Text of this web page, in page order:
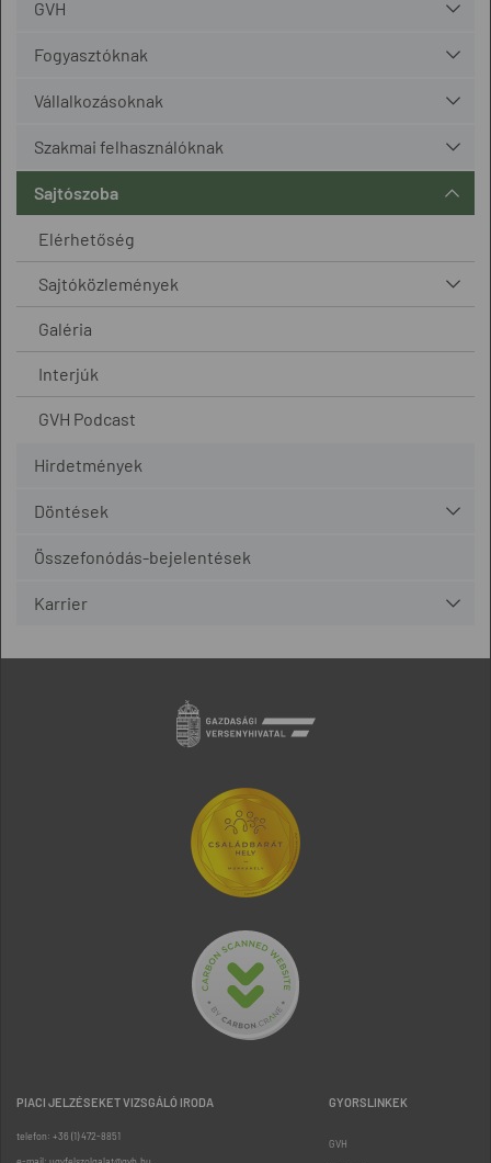
GVH
Fogyasztóknak
Vállalkozásoknak
Szakmai felhasználóknak
Sajtószoba
Elérhetőség
Sajtóközlemények
Galéria
Interjúk
GVH Podcast
Hirdetmények
Döntések
Összefonódás-bejelentések
Karrier
PIACI JELZÉSEKET VIZSGÁLÓ IRODA
telefon: +36 (1) 472-8851
GYORSLINKEK
GVH